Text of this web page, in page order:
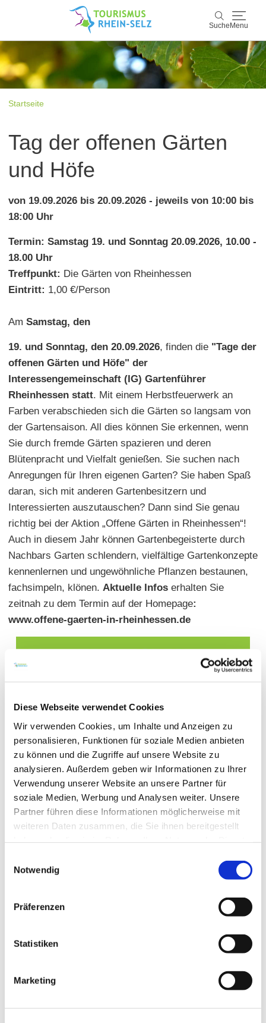
Diese Webseite verwendet Cookies
Wir verwenden Cookies, um Inhalte und Anzeigen zu
personalisieren, Funktionen für soziale Medien anbieten
zu können und die Zugriffe auf unsere Website zu
analysieren. Außerdem geben wir Informationen zu Ihrer
Verwendung unserer Website an unsere Partner für
soziale Medien, Werbung und Analysen weiter. Unsere
Partner führen diese Informationen möglicherweise mit
weiteren Daten zusammen, die Sie ihnen bereitgestellt
Notwendig
Präferenzen
Statistiken
Marketing
Suche Menu
Suche
Rhein-Selz
Startseite
Tag der offenen Gärten
und Höfe
von 19.09.2026 bis 20.09.2026 - jeweils von 10:00 bis
18:00 Uhr
Termin: Samstag 19. und Sonntag 20.09.2026, 10.00 -
18.00 Uhr
Treffpunkt: Die Gärten von Rheinhessen
Eintritt: 1,00 €/Person
Am Samstag, den
19. und Sonntag, den 20.09.2026, finden die "Tage der
offenen Gärten und Höfe" der
Interessengemeinschaft (IG) Gartenführer
Rheinhessen statt. Mit einem Herbstfeuerwerk an
Farben verabschieden sich die Gärten so langsam von
der Gartensaison. All dies können Sie erkennen, wenn
Sie durch fremde Gärten spazieren und deren
Blütenpracht und Vielfalt genießen. Sie suchen nach
Anregungen für Ihren eigenen Garten? Sie haben Spaß
daran, sich mit anderen Gartenbesitzern und
Interessierten auszutauschen? Dann sind Sie genau
richtig bei der Aktion „Offene Gärten in Rheinhessen“!
Auch in diesem Jahr können Gartenbegeisterte durch
Nachbars Garten schlendern, vielfältige Gartenkonzepte
kennenlernen und ungewöhnliche Pflanzen bestaunen,
fachsimpeln, klönen. Aktuelle Infos erhalten Sie
zeitnah zu dem Termin auf der Homepage:
www.offene-gaerten-in-rheinhessen.de
KONTAKT
WEITERE INFOS & DOWNLOADS